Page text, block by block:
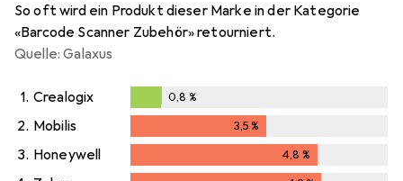
So oft wird ein Produkt dieser Marke in der Kategorie
«Barcode Scanner Zubehör» retourniert.
Quelle: Galaxus
1. Crealogix
0,8%
0,8 %
2. Mobilis 3,5%
3. Honeywell 4,8 %